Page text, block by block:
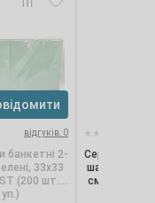
відгуків: 0
банкетні 2-
33х33
(200 шт./
уп.)
Серветки
шарові
см Z-BEST